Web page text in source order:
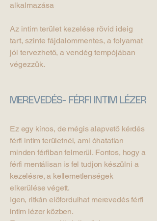
alkalmazása
Az intim terület kezelése rövid ideig
tart, szinte fájdalommentes, a folyamat
jól tervezhető, a vendég tempójában
végezzük.
MEREVEDÉS- FÉRFI INTIM LÉZER
Ez egy kínos, de mégis alapvető kérdés
férfi intim területnél, ami óhatatlan
minden férfiban felmerül. Fontos, hogy a
férfi mentálisan is fel tudjon készülni a
kezelésre, a kellemetlenségek
elkerülése végett.
Igen, ritkán előfordulhat merevedés férfi
intim lézer közben.